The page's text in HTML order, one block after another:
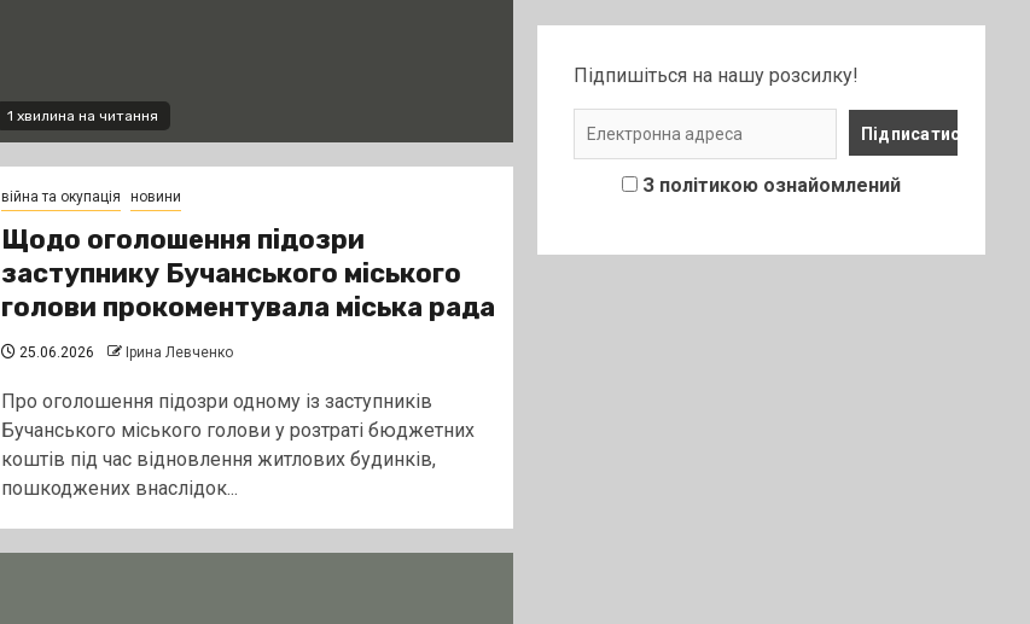
1 хвилина на читання
війна та окупація новини
Щодо оголошення підозри
заступнику Бучанського міського
голови прокоментувала міська рада
25.06.2026 Ірина Левченко
Про оголошення підозри одному із заступників
Бучанського міського голови у розтраті бюджетних
коштів під час відновлення житлових будинків,
пошкоджених внаслідок...
Підпишіться на нашу розсилку!
З політикою ознайомлений